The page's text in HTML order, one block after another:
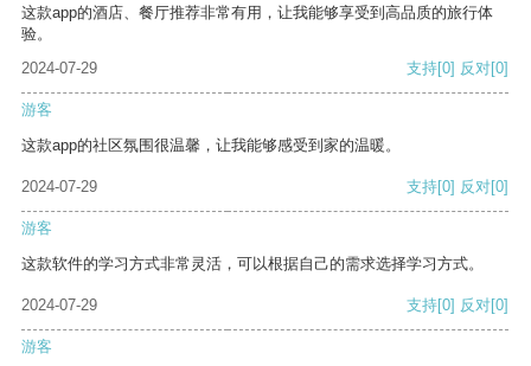
这款app的酒店、餐厅推荐非常有用，让我能够享受到高品质的旅行体
验。
2024-07-29
支持[0] 反对[0]
游客
这款app的社区氛围很温馨，让我能够感受到家的温暖。
2024-07-29 支持[0] 反对[0]
游客
这款软件的学习方式非常灵活，可以根据自己的需求选择学习方式。
2024-07-29 支持[0] 反对[0]
游客